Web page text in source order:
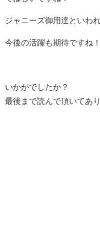
ジャニーズ御用達といわ
今後の活躍も期待ですね！
いかがでしたか？
最後まで読んで頂いてあ